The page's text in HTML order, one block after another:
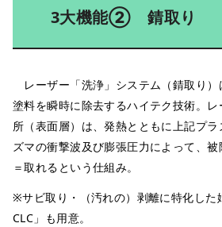
3大機能② 錆取り
レーザー「洗浄」システム（錆取り）
塗料を瞬時に除去するハイテク技術。
所（表面層）は、発熱とともに上記プ
ズマの衝撃波及び膨張圧力によって、
＝取れるという仕組み。
※サビ取り・（汚れの）剥離に特化した
CLC」も用意。